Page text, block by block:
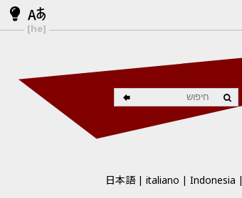
[he]
Indonesia
italiano
日本語